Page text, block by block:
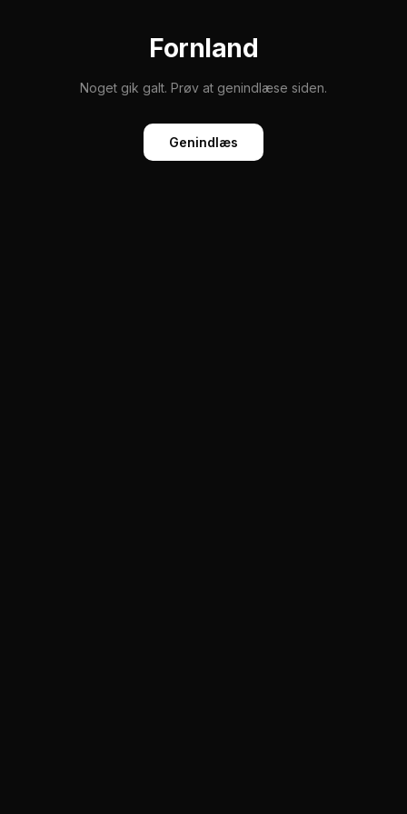
Fornland
Noget gik galt. Prøv at genindlæse siden.
Genindlæs